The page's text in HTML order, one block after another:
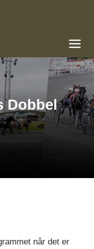
Dobbel
når det er